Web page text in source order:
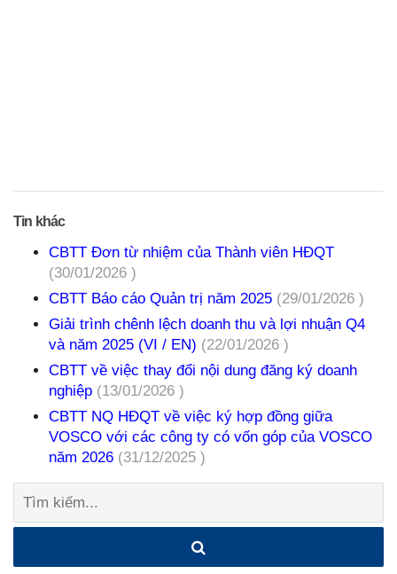
Tin khác
CBTT Đơn từ nhiệm của Thành viên HĐQT
(30/01/2026 )
CBTT Báo cáo Quản trị năm 2025 (29/01/2026 )
Giải trình chênh lệch doanh thu và lợi nhuận Q4
và năm 2025 (VI / EN) (22/01/2026 )
CBTT về việc thay đổi nội dung đăng ký doanh
nghiệp (13/01/2026 )
CBTT NQ HĐQT về việc ký hợp đồng giữa
VOSCO với các công ty có vốn góp của VOSCO
năm 2026 (31/12/2025 )
Tìm
kiếm: